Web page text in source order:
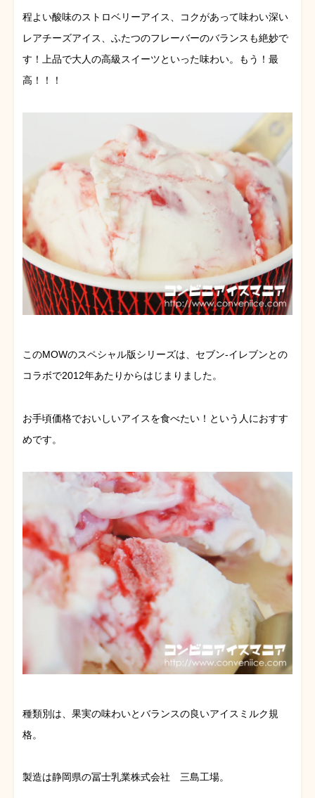
程よい酸味のストロベリーアイス、コクがあって味わい深い
レアチーズアイス、ふたつのフレーバーのバランスも絶妙で
す！上品で大人の高級スイーツといった味わい。もう！最
高！！！
このMOWのスペシャル版シリーズは、セブン-イレブンとの
コラボで2012年あたりからはじまりました。
お手頃価格でおいしいアイスを食べたい！という人におすす
めです。
種類別は、果実の味わいとバランスの良いアイスミルク規
格。
製造は静岡県の冨士乳業株式会社 三島工場。